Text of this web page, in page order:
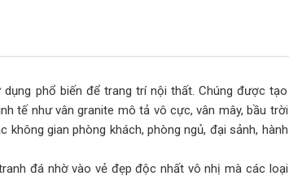
phổ biến để trang trí nội thất. Chúng được tạo
tế như vân granite mô tả vô cực, vân mây, bầu trời
gian phòng khách, phòng ngủ, đại sảnh, hành
đá nhờ vào vẻ đẹp độc nhất vô nhị mà các loại